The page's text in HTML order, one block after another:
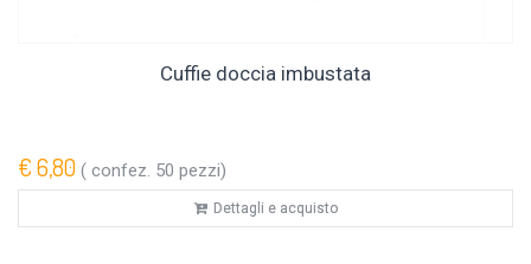
Cuffie doccia imbustata
€ 6,80 ( confez. 50 pezzi)
Dettagli e acquisto